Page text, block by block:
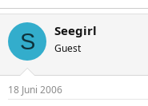
S Seegirl
Guest
18 Juni 2006